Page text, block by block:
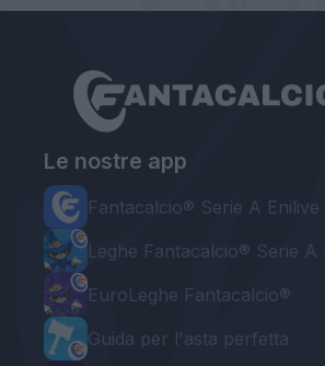
Le nostre app
Fantacalcio® Serie A Enilive
Leghe Fantacalcio® Serie A
EuroLeghe Fantacalcio®
Guida per l'asta perfetta